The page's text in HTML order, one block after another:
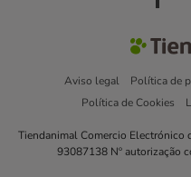
Aviso legal Política de
Política de Cookies
Tiendanimal Comercio Electrónico
93087138 Nº autorização